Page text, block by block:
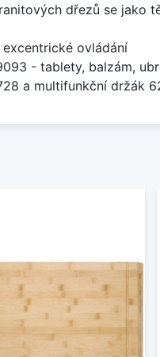
dřezů se jako
ovládání
- tablety, balzám,
a multifunkční držák